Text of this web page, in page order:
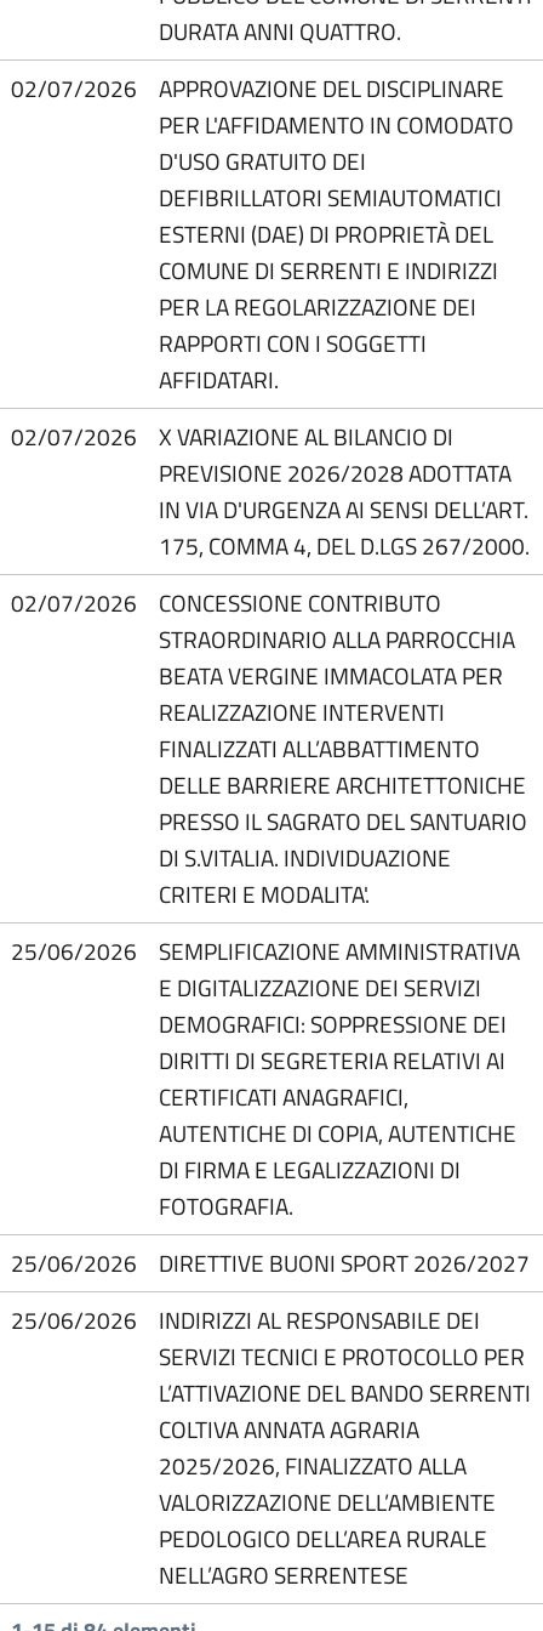
DURATA ANNI QUATTRO.
02/07/2026
APPROVAZIONE DEL DISCIPLINARE
PER L'AFFIDAMENTO IN COMODATO
D'USO GRATUITO DEI
DEFIBRILLATORI SEMIAUTOMATICI
ESTERNI (DAE) DI PROPRIETÀ DEL
COMUNE DI SERRENTI E INDIRIZZI
PER LA REGOLARIZZAZIONE DEI
RAPPORTI CON I SOGGETTI
AFFIDATARI.
02/07/2026
X VARIAZIONE AL BILANCIO DI
PREVISIONE 2026/2028 ADOTTATA
IN VIA D'URGENZA AI SENSI DELL’ART.
175, COMMA 4, DEL D.LGS 267/2000.
02/07/2026
CONCESSIONE CONTRIBUTO
STRAORDINARIO ALLA PARROCCHIA
BEATA VERGINE IMMACOLATA PER
REALIZZAZIONE INTERVENTI
FINALIZZATI ALL’ABBATTIMENTO
DELLE BARRIERE ARCHITETTONICHE
PRESSO IL SAGRATO DEL SANTUARIO
DI S.VITALIA. INDIVIDUAZIONE
CRITERI E MODALITA'.
25/06/2026
SEMPLIFICAZIONE AMMINISTRATIVA
E DIGITALIZZAZIONE DEI SERVIZI
DEMOGRAFICI: SOPPRESSIONE DEI
DIRITTI DI SEGRETERIA RELATIVI AI
CERTIFICATI ANAGRAFICI,
AUTENTICHE DI COPIA, AUTENTICHE
DI FIRMA E LEGALIZZAZIONI DI
FOTOGRAFIA.
25/06/2026
DIRETTIVE BUONI SPORT 2026/2027
25/06/2026
INDIRIZZI AL RESPONSABILE DEI
SERVIZI TECNICI E PROTOCOLLO PER
L’ATTIVAZIONE DEL BANDO SERRENTI
COLTIVA ANNATA AGRARIA
2025/2026, FINALIZZATO ALLA
VALORIZZAZIONE DELL’AMBIENTE
PEDOLOGICO DELL’AREA RURALE
NELL’AGRO SERRENTESE